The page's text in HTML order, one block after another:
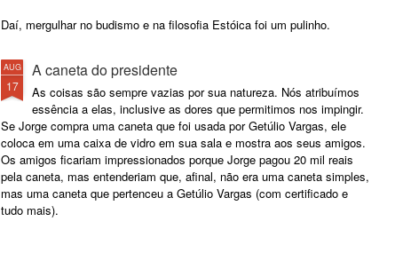
Daí, mergulhar no budismo e na filosofia Estóica foi um pulinho.
AUG
17
A caneta do presidente
As coisas são sempre vazias por sua natureza. Nós atribuímos
essência a elas, inclusive as dores que permitimos nos impingir.
Se Jorge compra uma caneta que foi usada por Getúlio Vargas, ele
coloca em uma caixa de vidro em sua sala e mostra aos seus amigos.
Os amigos ficariam impressionados porque Jorge pagou 20 mil reais
pela caneta, mas entenderiam que, afinal, não era uma caneta simples,
mas uma caneta que pertenceu a Getúlio Vargas (com certificado e
tudo mais).